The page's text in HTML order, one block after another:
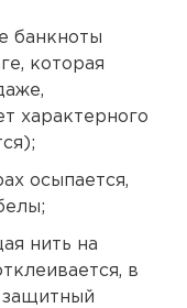
банкноты
которая
характерного
осыпается,
нить на
в